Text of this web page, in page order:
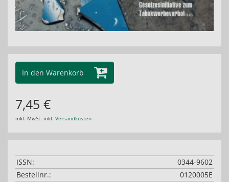
In den Warenkorb
7,45 €
inkl. MwSt. inkl. Versandkosten
ISSN:
0344-9602
Bestellnr.:
0120005E